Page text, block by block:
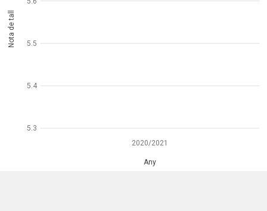
2020/2021
Any
5.3
5.4
5.5
Nota de tall